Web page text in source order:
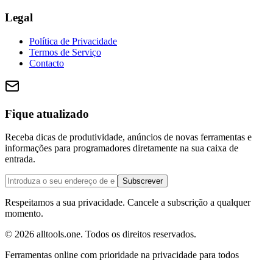
Legal
Política de Privacidade
Termos de Serviço
Contacto
Fique atualizado
Receba dicas de produtividade, anúncios de novas ferramentas e
informações para programadores diretamente na sua caixa de
entrada.
Subscrever
Respeitamos a sua privacidade. Cancele a subscrição a qualquer
momento.
© 2026 alltools.one. Todos os direitos reservados.
Ferramentas online com prioridade na privacidade para todos